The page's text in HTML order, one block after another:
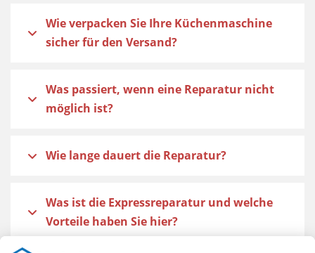
Wie verpacken Sie Ihre Küchenmaschine
sicher für den Versand?
Was passiert, wenn eine Reparatur nicht
möglich ist?
Wie lange dauert die Reparatur?
Was ist die Expressreparatur und welche
Vorteile haben Sie hier?